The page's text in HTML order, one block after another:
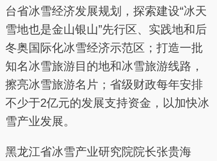
台省冰雪经济发展规划，探索建设“冰天
雪地也是金山银山”先行区、实践地和后
冬奥国际化冰雪经济示范区；打造一批
知名冰雪旅游目的地和冰雪旅游线路，
擦亮冰雪旅游名片；省级财政每年安排
不少于2亿元的发展支持资金，以加快冰
雪产业发展。
黑龙江省冰雪产业研究院院长张贵海